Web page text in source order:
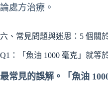
論處方治療。
六、常見問題與迷思：5 個關
Q1：「魚油 1000 毫克」就等
最常見的誤解。「魚油